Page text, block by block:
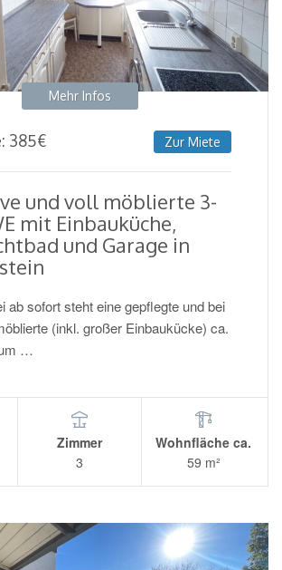
Mehr Infos
385€ Zur Miete
und voll möblierte 3-
mit Einbauküche,
und Garage in
ab sofort steht eine gepflegte und bei
(inkl. großer Einbaukücke) ca.
…
Zimmer
3
Wohnfläche ca.
59 m²